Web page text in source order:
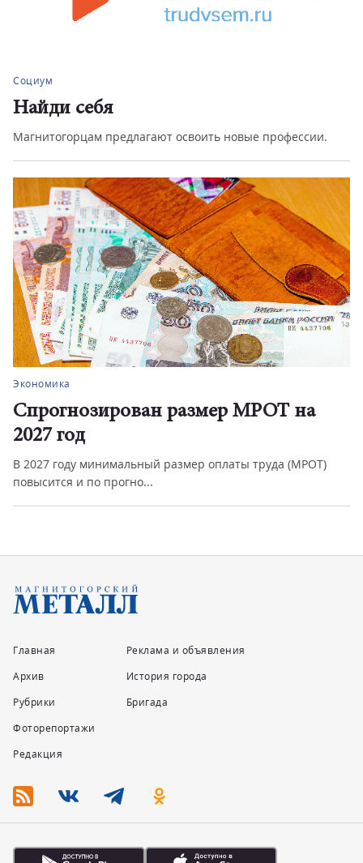
Социум
Найди себя
Магнитогорцам предлагают освоить новые профессии.
Экономика
Спрогнозирован размер МРОТ на
2027 год
В 2027 году минимальный размер оплаты труда (МРОТ)
повысится и по прогно...
Главная
Архив
Рубрики
Фоторепортажи
Редакция
Реклама и объявления
История города
Бригада